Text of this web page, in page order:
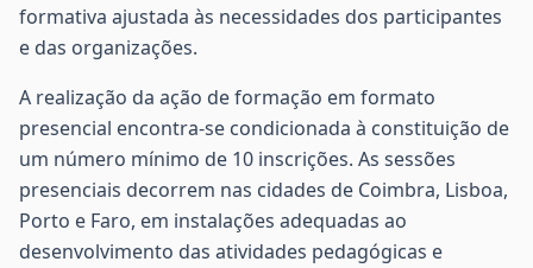
formativa ajustada às necessidades dos participantes
e das organizações.
A realização da ação de formação em formato
presencial encontra-se condicionada à constituição de
um número mínimo de 10 inscrições. As sessões
presenciais decorrem nas cidades de Coimbra, Lisboa,
Porto e Faro, em instalações adequadas ao
desenvolvimento das atividades pedagógicas e